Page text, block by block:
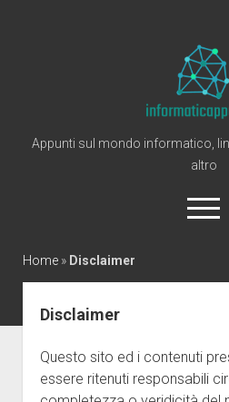
Appunti sul mondo informatico,
altro
open
menu
Linux
Home» Disclaimer
Disclaimer
Questo sito ed i contenuti
essere ritenuti responsabili